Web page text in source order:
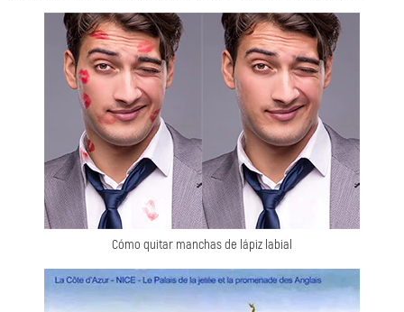
Cómo quitar manchas de lápiz labial